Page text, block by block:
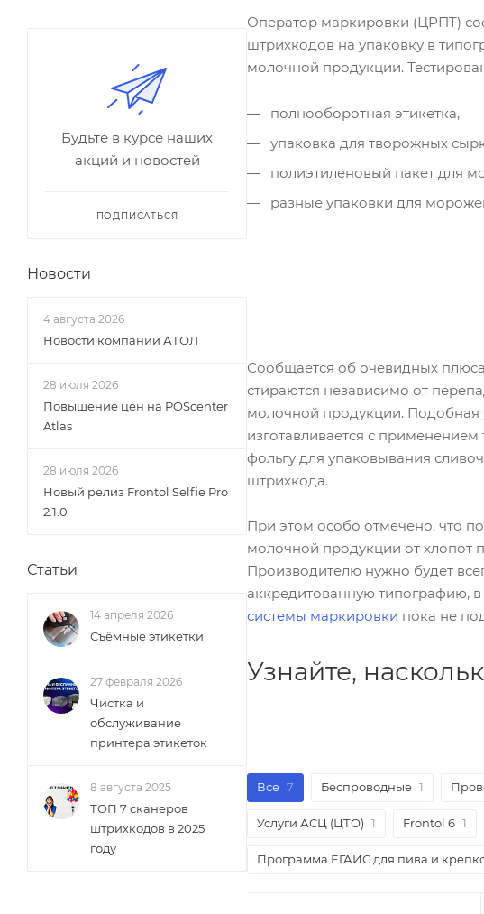
Оператор маркировки (ЦРПТ)
штрихкодов на упаковку в
молочной продукции.
полнооборотная этикетка,
упаковка для творожных
полиэтиленовый пакет для
разные упаковки для
Сообщается об очевидных
стираются независимо от
молочной продукции. Подобная
изготавливается с
фольгу для упаковывания
штрихкода.
При этом особо отмечено, что
молочной продукции от хлопот
Производителю нужно будет
аккредитованную типографию,
системы маркировки пока не
Узнайте,
Все 7 Беспроводные 1
Услуги АСЦ (ЦТО) 1 Frontol 6 1
Программа ЕГАИС для пива и
Будьте в курсе наших
акций и новостей
ПОДПИСАТЬСЯ
Новости
4 августа 2026
Новости компании АТОЛ
28 июля 2026
Повышение цен на POScenter
Atlas
28 июля 2026
Новый релиз Frontol Selfie Pro
2.1.0
Статьи
14 апреля 2026
Съёмные этикетки
27 февраля 2026
Чистка и
обслуживание
принтера этикеток
8 августа 2025
ТОП 7 сканеров
штрихкодов в 2025
году